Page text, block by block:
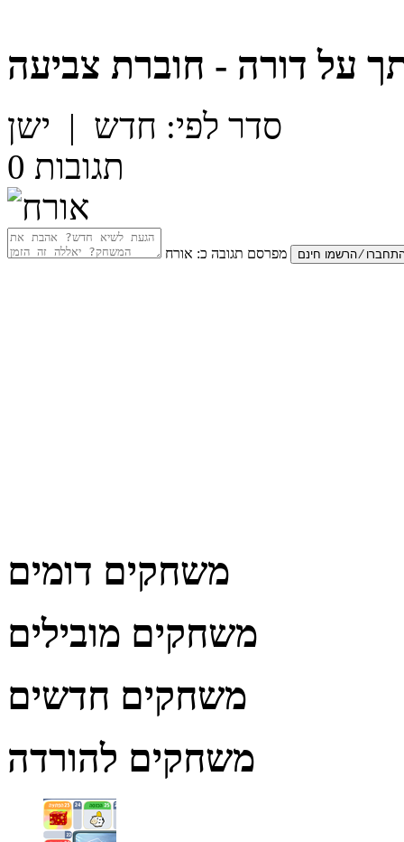
על דורה - חוברת צביעה
סדר לפי: חדש | ישן
0 תגובות
מפרסם תגובה כ: אורח
משחקים דומים
משחקים מובילים
משחקים חדשים
משחקים להורדה